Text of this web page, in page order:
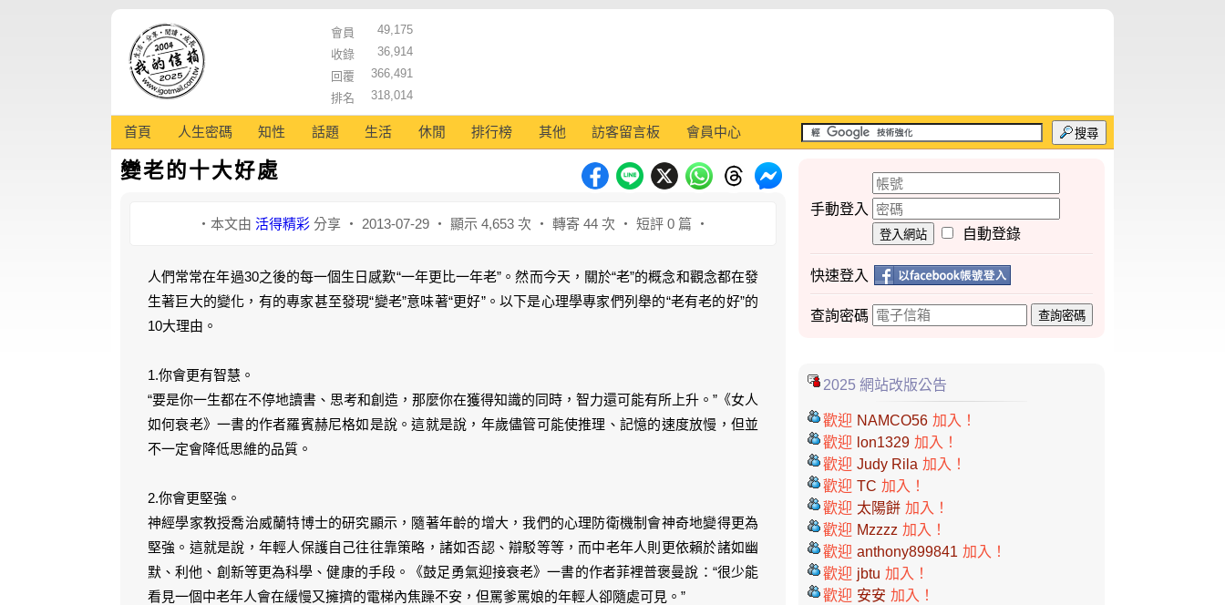
會員
49,175
收錄
36,914
回覆
366,491
排名
318,014
首頁 人生密碼 知性 話題 生活 休閒 排行榜 其他 訪客留言板 會員中心 搜尋
變老的十大好處
‧本文由 活得精彩 分享 ‧ 2013-07-29 ‧ 顯示 4,653 次 ‧ 轉寄 44 次 ‧ 短評 0 篇 ‧
人們常常在年過30之後的每一個生日感歎“一年更比一年老”。然而今天，關於“老”的概念和觀念都在發
生著巨大的變化，有的專家甚至發現“變老”意味著“更好”。以下是心理學專家們列舉的“老有老的好”的
10大理由。
1.你會更有智慧。
“要是你一生都在不停地讀書、思考和創造，那麼你在獲得知識的同時，智力還可能有所上升。”《女人
如何衰老》一書的作者羅賓赫尼格如是說。這就是說，年歲儘管可能使推理、記憶的速度放慢，但並
不一定會降低思維的品質。
2.你會更堅強。
神經學家教授喬治威蘭特博士的研究顯示，隨著年齡的增大，我們的心理防衛機制會神奇地變得更為
堅強。這就是說，年輕人保護自己往往靠策略，諸如否認、辯駁等等，而中老年人則更依賴於諸如幽
默、利他、創新等更為科學、健康的手段。《鼓足勇氣迎接衰老》一書的作者菲裡普褒曼說：“很少能
看見一個中老年人會在緩慢又擁擠的電梯內焦躁不安，但罵爹罵娘的年輕人卻隨處可見。”
手動登入
登入網站 自動登錄
快速登入
查詢密碼 查詢密碼
2025 網站改版公告
歡迎 NAMCO56 加入！
歡迎 lon1329 加入！
歡迎 Judy Rila 加入！
歡迎 TC 加入！
歡迎 太陽餅 加入！
歡迎 Mzzzz 加入！
歡迎 anthony899841 加入！
歡迎 jbtu 加入！
歡迎 安安 加入！